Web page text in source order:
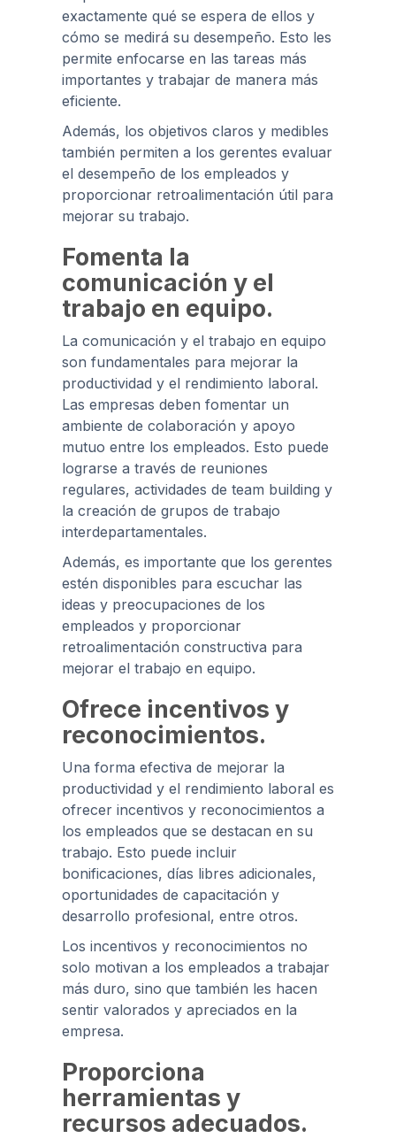
exactamente qué se espera de ellos y
cómo se medirá su desempeño. Esto les
permite enfocarse en las tareas más
importantes y trabajar de manera más
eficiente.
Además, los objetivos claros y medibles
también permiten a los gerentes evaluar
el desempeño de los empleados y
proporcionar retroalimentación útil para
mejorar su trabajo.
Fomenta la
comunicación y el
trabajo en equipo.
La comunicación y el trabajo en equipo
son fundamentales para mejorar la
productividad y el rendimiento laboral.
Las empresas deben fomentar un
ambiente de colaboración y apoyo
mutuo entre los empleados. Esto puede
lograrse a través de reuniones
regulares, actividades de team building y
la creación de grupos de trabajo
interdepartamentales.
Además, es importante que los gerentes
estén disponibles para escuchar las
ideas y preocupaciones de los
empleados y proporcionar
retroalimentación constructiva para
mejorar el trabajo en equipo.
Ofrece incentivos y
reconocimientos.
Una forma efectiva de mejorar la
productividad y el rendimiento laboral es
ofrecer incentivos y reconocimientos a
los empleados que se destacan en su
trabajo. Esto puede incluir
bonificaciones, días libres adicionales,
oportunidades de capacitación y
desarrollo profesional, entre otros.
Los incentivos y reconocimientos no
solo motivan a los empleados a trabajar
más duro, sino que también les hacen
sentir valorados y apreciados en la
empresa.
Proporciona
herramientas y
recursos adecuados.